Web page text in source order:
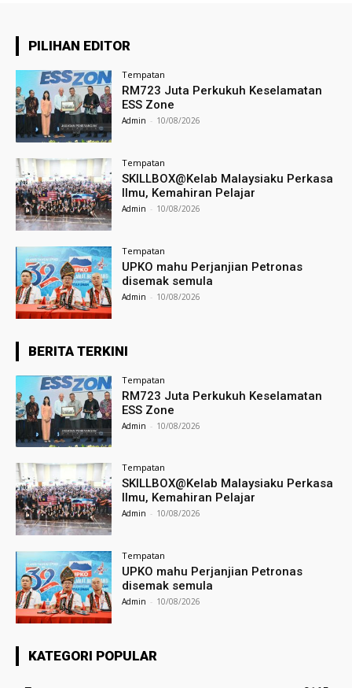
PILIHAN EDITOR
Tempatan
RM723 Juta Perkukuh Keselamatan
ESS Zone
Admin - 10/08/2026
Tempatan
SKILLBOX@Kelab Malaysiaku Perkasa
Ilmu, Kemahiran Pelajar
Admin - 10/08/2026
Tempatan
UPKO mahu Perjanjian Petronas
disemak semula
Admin - 10/08/2026
BERITA TERKINI
Tempatan
RM723 Juta Perkukuh Keselamatan
ESS Zone
Admin - 10/08/2026
Tempatan
SKILLBOX@Kelab Malaysiaku Perkasa
Ilmu, Kemahiran Pelajar
Admin - 10/08/2026
Tempatan
UPKO mahu Perjanjian Petronas
disemak semula
Admin - 10/08/2026
KATEGORI POPULAR